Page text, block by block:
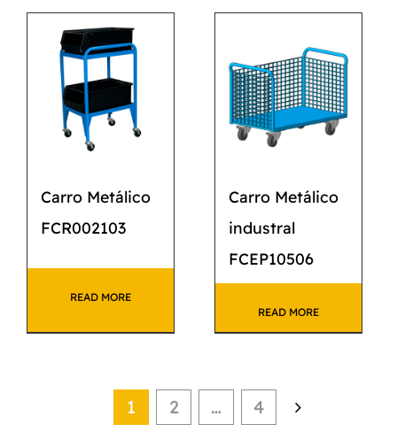
Carro Metálico
FCR002103
READ MORE
Carro Metálico
industral
FCEP10506
READ MORE
1 2 … 4